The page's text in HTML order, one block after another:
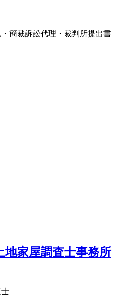
簡裁訴訟代理・裁判所提出書
地家屋調査士事務所
士